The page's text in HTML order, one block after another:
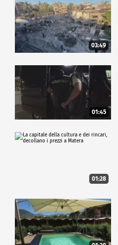
03:49
01:45
01:28